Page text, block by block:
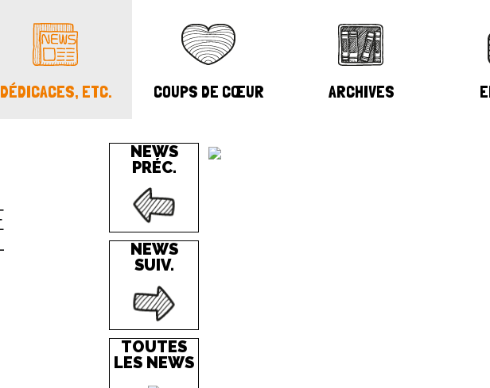
DÉDICACES, ETC. COUPS DE CŒUR ARCHIVES
NEWS
PRÉC.
NEWS
SUIV.
TOUTES
LES NEWS